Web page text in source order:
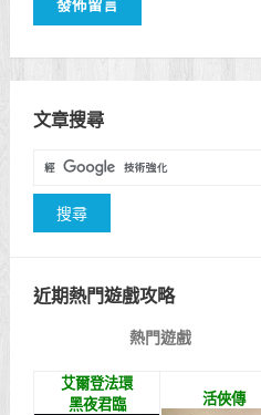
文章搜尋
近期熱門遊戲攻略
熱門遊戲
艾爾登法環
黑夜君臨
活俠傳